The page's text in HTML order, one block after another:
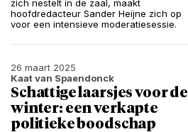
zich nestelt in de zaal, maakt
hoofdredacteur Sander Heijne zich op
voor een intensieve moderatiesessie.
26 maart 2025
Kaat van Spaendonck
Schattige laarsjes voor de
winter: een verkapte
politieke boodschap